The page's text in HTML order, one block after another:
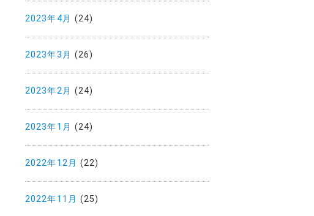
2023年4月 (24)
2023年3月 (26)
2023年2月 (24)
2023年1月 (24)
2022年12月 (22)
2022年11月 (25)